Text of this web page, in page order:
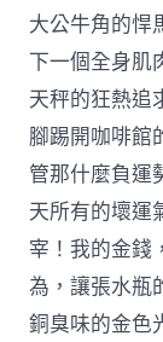
大公牛角的悍
下一個全身肌
天秤的狂熱
腳踢開咖啡館
管那什麼負運
天所有的壞運
宰！我的金錢
為，讓張水瓶
銅臭味的金色